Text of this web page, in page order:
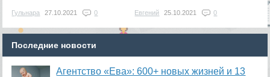
Гульнара 27.10.2021 0 Евгений 25.10.2021 0
Последние новости
Агентство «Ева»: 600+ новых жизней и 13